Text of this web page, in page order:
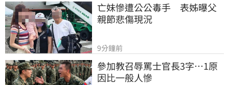
亡妹慘遭公公毒手　表姊曝父
親節悲傷現況
9分鐘前
參加教召辱罵士官長3字…1原
因比一般人慘